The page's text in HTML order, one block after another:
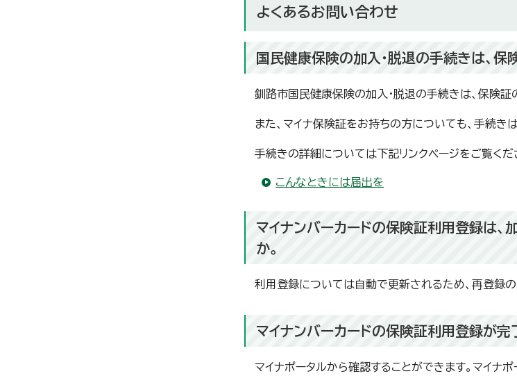
よくあるお問い合わせ
国民健康保険の加入・脱退の手続きは、保
釧路市国民健康保険の加入・脱退の手続きは、保険証
また、マイナ保険証をお持ちの方についても、手続き
手続きの詳細については下記リンクページをご覧くだ
こんなときには届出を
マイナンバーカードの保険証利用登録は
か。
利用登録については自動で更新されるため、再登録の
マイナンバーカードの保険証利用登録が
マイナポータルから確認することができます。マイナ